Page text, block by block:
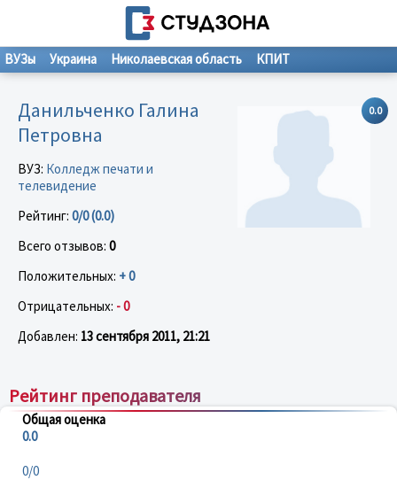
ВУЗы Украина Николаевская область КПИТ
0.0
Данильченко Галина
Петровна
ВУЗ: Колледж печати и
телевидение
Рейтинг: 0/0 (0.0)
Всего отзывов: 0
Положительных: + 0
Отрицательных: - 0
Добавлен: 13 сентября 2011, 21:21
Рейтинг преподавателя
Общая оценка
0.0
0/0